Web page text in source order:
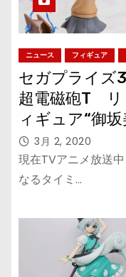
ニュース フィギュア
セガプライズ
超電磁砲T リ
ィギュア“御坂
3月 2, 2020
現在TVアニメ放送
なるタイミ…